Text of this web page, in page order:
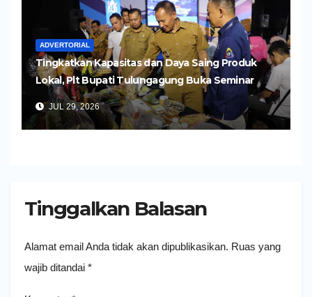
ADVERTORIAL
Tingkatkan Kapasitas dan Daya Saing Produk
Lokal, Plt Bupati Tulungagung Buka Seminar
Impor dan Ekspor Produk UMKM
JUL 29, 2026
Tinggalkan Balasan
Alamat email Anda tidak akan dipublikasikan. Ruas yang
wajib ditandai *